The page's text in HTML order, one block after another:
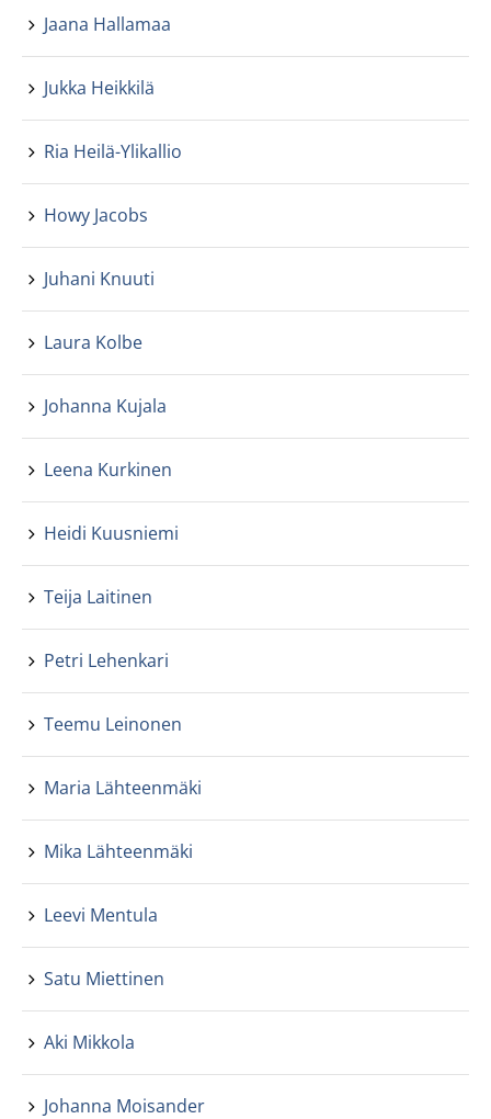
Jaana Hallamaa
Jukka Heikkilä
Ria Heilä-Ylikallio
Howy Jacobs
Juhani Knuuti
Laura Kolbe
Johanna Kujala
Leena Kurkinen
Heidi Kuusniemi
Teija Laitinen
Petri Lehenkari
Teemu Leinonen
Maria Lähteenmäki
Mika Lähteenmäki
Leevi Mentula
Satu Miettinen
Aki Mikkola
Johanna Moisander